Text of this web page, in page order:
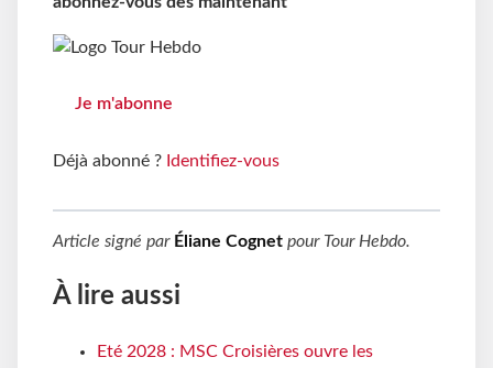
Je m'abonne
Déjà abonné ? Identifiez-vous
Article signé par Éliane Cognet pour Tour Hebdo.
À lire aussi
Eté 2028 : MSC Croisières ouvre les